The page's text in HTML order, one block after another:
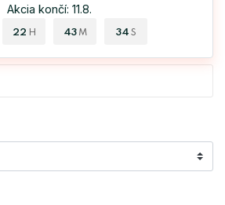
Akcia končí: 11.8.
22 H 43 M 34 S